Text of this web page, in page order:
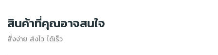
สินค้าที่คุณอาจสนใจ
สั่งง่าย ส่งไว ได้เร็ว